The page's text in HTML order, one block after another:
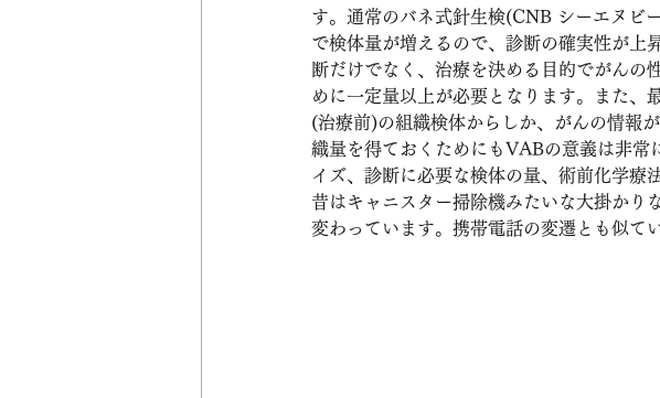
す。通常のバネ式針生検(CNB シーエヌビ
で検体量が増えるので、診断の確実性が上
断だけでなく、治療を決める目的でがん
めに一定量以上が必要となります。また、
(治療前)の組織検体からしか、がんの情報
織量を得ておくためにもVABの意義は非常
イズ、診断に必要な検体の量、術前化学療
昔はキャニスター掃除機みたいな大掛かり
変わっています。携帯電話の変遷とも似て